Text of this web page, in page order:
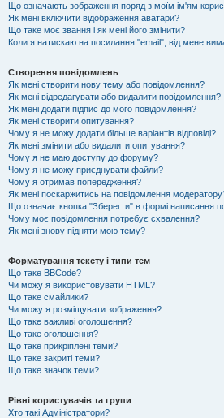
Що означають зображення поряд з моїм ім'ям
Як мені включити відображення аватари?
Що таке моє звання і як мені його змінити?
Коли я натискаю на посилання "email", від мене
Створення повідомлень
Як мені створити нову тему або повідомлення?
Як мені відредагувати або видалити повідомлення?
Як мені додати підпис до мого повідомлення?
Як мені створити опитування?
Чому я не можу додати більше варіантів відповіді?
Як мені змінити або видалити опитування?
Чому я не маю доступу до форуму?
Чому я не можу приєднувати файли?
Чому я отримав попередження?
Як мені поскаржитись на повідомлення
Що означає кнопка "Зберегти" в формі написання
Чому моє повідомлення потребує схвалення?
Як мені знову підняти мою тему?
Форматування тексту і типи тем
Що таке BBCode?
Чи можу я використовувати HTML?
Що таке смайлики?
Чи можу я розміщувати зображення?
Що таке важливі оголошення?
Що таке оголошення?
Що таке прикріплені теми?
Що таке закриті теми?
Що таке значок теми?
Рівні користувачів та групи
Хто такі Адміністратори?